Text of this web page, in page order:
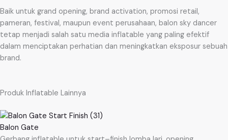
Baik untuk grand opening, brand activation, promosi retail,
pameran, festival, maupun event perusahaan, balon sky dancer
tetap menjadi salah satu media inflatable yang paling efektif
dalam menciptakan perhatian dan meningkatkan eksposur sebuah
brand.
Produk Inflatable Lainnya
Balon Gate